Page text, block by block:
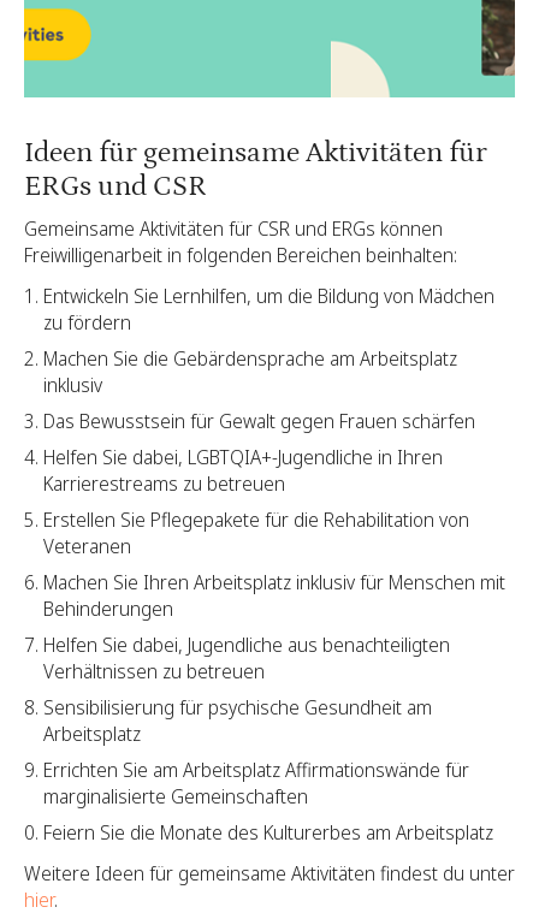
Ideen für gemeinsame Aktivitäten für
ERGs und CSR
Gemeinsame Aktivitäten für CSR und ERGs können
Freiwilligenarbeit in folgenden Bereichen beinhalten:
Entwickeln Sie Lernhilfen, um die Bildung von Mädchen
zu fördern
Machen Sie die Gebärdensprache am Arbeitsplatz
inklusiv
Das Bewusstsein für Gewalt gegen Frauen schärfen
Helfen Sie dabei, LGBTQIA+-Jugendliche in Ihren
Karrierestreams zu betreuen
Erstellen Sie Pflegepakete für die Rehabilitation von
Veteranen
Machen Sie Ihren Arbeitsplatz inklusiv für Menschen mit
Behinderungen
Helfen Sie dabei, Jugendliche aus benachteiligten
Verhältnissen zu betreuen
Sensibilisierung für psychische Gesundheit am
Arbeitsplatz
Errichten Sie am Arbeitsplatz Affirmationswände für
marginalisierte Gemeinschaften
Feiern Sie die Monate des Kulturerbes am Arbeitsplatz
Weitere Ideen für gemeinsame Aktivitäten findest du unter
hier.